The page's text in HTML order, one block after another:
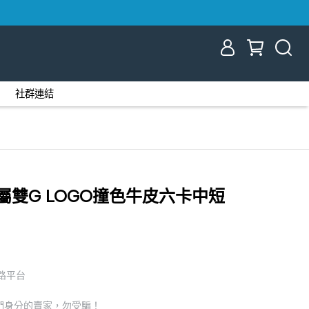
社群連結
雙G LOGO撞色牛皮六卡中短
平台
分的賣家，勿受騙！